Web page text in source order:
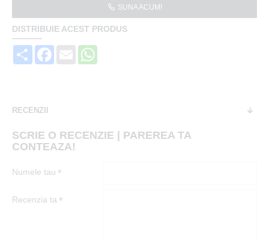
SUNA ACUM!
DISTRIBUIE ACEST PRODUS
Share Facebook
Email
RECENZII
SCRIE O RECENZIE | PAREREA TA
CONTEAZA!
Numele tau
Recenzia ta